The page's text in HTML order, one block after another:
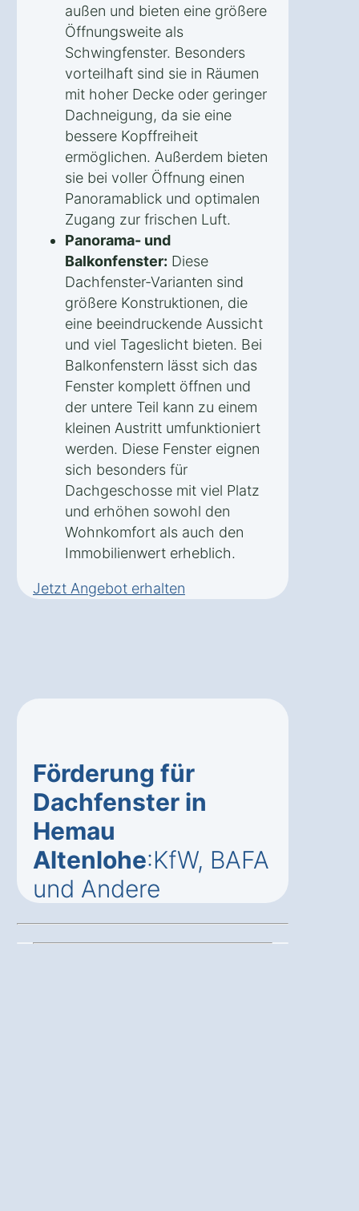
außen und bieten eine größere
Öffnungsweite als
Schwingfenster. Besonders
vorteilhaft sind sie in Räumen
mit hoher Decke oder geringer
Dachneigung, da sie eine
bessere Kopffreiheit
ermöglichen. Außerdem bieten
sie bei voller Öffnung einen
Panoramablick und optimalen
Zugang zur frischen Luft.
Panorama- und
Balkonfenster: Diese
Dachfenster-Varianten sind
größere Konstruktionen, die
eine beeindruckende Aussicht
und viel Tageslicht bieten. Bei
Balkonfenstern lässt sich das
Fenster komplett öffnen und
der untere Teil kann zu einem
kleinen Austritt umfunktioniert
werden. Diese Fenster eignen
sich besonders für
Dachgeschosse mit viel Platz
und erhöhen sowohl den
Wohnkomfort als auch den
Immobilienwert erheblich.
Jetzt Angebot erhalten
Förderung für
Dachfenster in
Hemau
Altenlohe:KfW, BAFA
und Andere